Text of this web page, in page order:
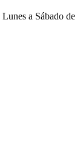
Lunes a Sábado de